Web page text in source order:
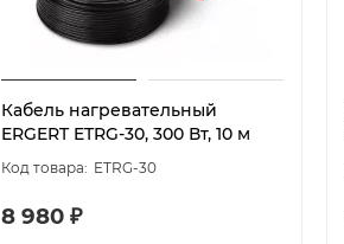
Кабель нагревательный
ERGERT ETRG-30, 300 Вт, 10 м
ETRG-30
8 980 ₽